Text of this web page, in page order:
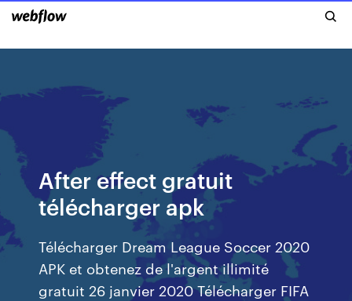
After effect gratuit
télécharger apk
Télécharger Dream League Soccer 2020
APK et obtenez de l'argent illimité
gratuit 26 janvier 2020 Télécharger FIFA